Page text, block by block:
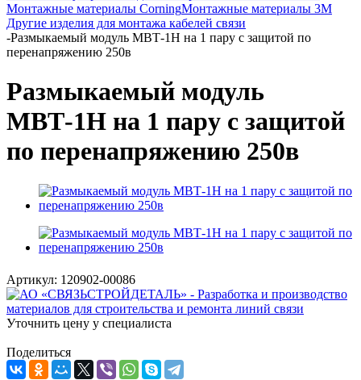
Монтажные материалы CorningМонтажные материалы 3M
Другие изделия для монтажа кабелей связи
-Размыкаемый модуль МВТ-1Н на 1 пару с защитой по
перенапряжению 250в
Размыкаемый модуль
МВТ-1Н на 1 пару с защитой
по перенапряжению 250в
Артикул: 120902-00086
Уточнить цену у специалиста
Поделиться